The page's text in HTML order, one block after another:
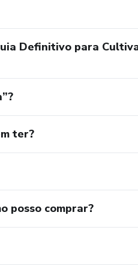
Definitivo para
ter?
posso comprar?